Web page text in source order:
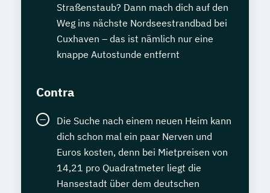
Straßenstaub? Dann mach dich auf den
Weg ins nächste Nordseestrandbad bei
Cuxhaven – das ist nämlich nur eine
knappe Autostunde entfernt
Contra
Die Suche nach einem neuen Heim kann
dich schon mal ein paar Nerven und
Euros kosten, denn bei Mietpreisen von
14,21 pro Quadratmeter liegt die
Hansestadt über dem deutschen